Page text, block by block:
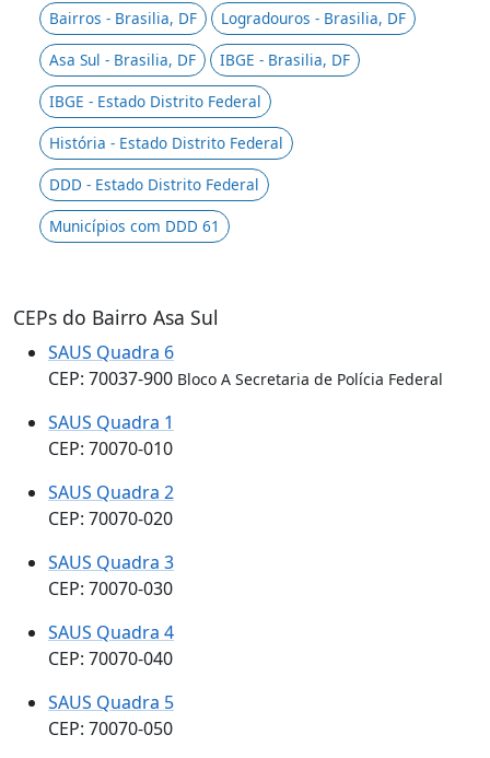
Bairros - Brasilia, DF
Logradouros - Brasilia, DF
Asa Sul - Brasilia, DF
IBGE - Brasilia, DF
IBGE - Estado Distrito Federal
História - Estado Distrito Federal
DDD - Estado Distrito Federal
Municípios com DDD 61
CEPs do Bairro Asa Sul
SAUS Quadra 6
CEP: 70037-900 Bloco A Secretaria de Polícia Federal
SAUS Quadra 1
CEP: 70070-010
SAUS Quadra 2
CEP: 70070-020
SAUS Quadra 3
CEP: 70070-030
SAUS Quadra 4
CEP: 70070-040
SAUS Quadra 5
CEP: 70070-050